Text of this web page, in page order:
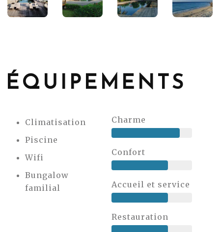
ÉQUIPEMENTS
Climatisation
Piscine
Wifi
Bungalow
familial
Charme
Confort
Accueil et service
Restauration